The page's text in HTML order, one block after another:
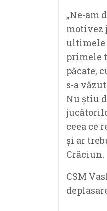
„Ne-am
motivez
ultimele
primele
păcate,
s-a
Nu știu
ceea ce
și ar
Crăciun.
CSM